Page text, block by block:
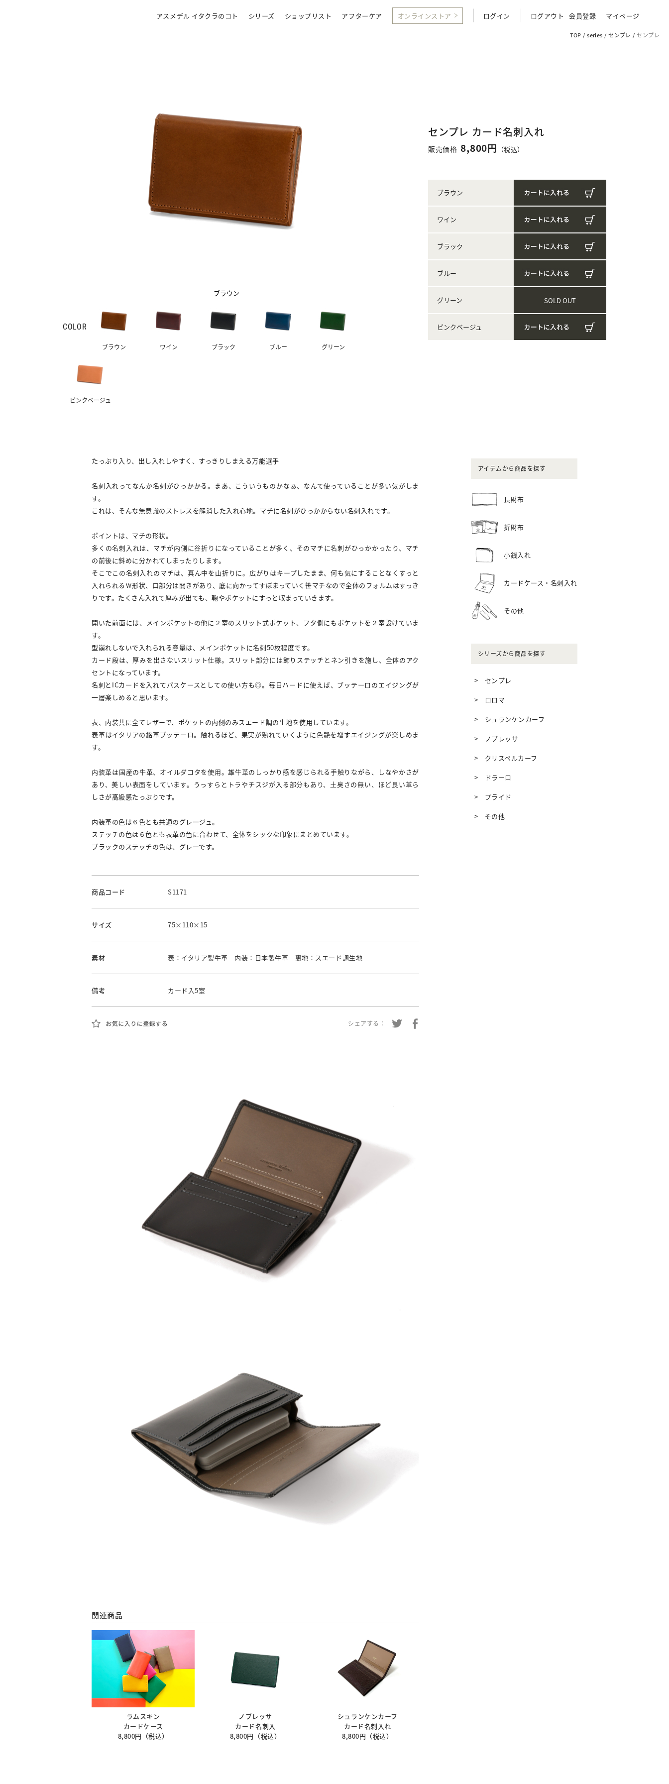
アスメデル イタクラのコト シリーズ ショップリスト アフターケア オンラインストア ログイン ログアウト 会員登録 マイページ
TOP series センプレ センプレ
センプレ カード名刺入れ
販売価格 8,800円 （税込）
ブラウン
ワイン
ブラック
ブルー
グリーン SOLD OUT
ピンクベージュ
COLOR
ブラウン ワイン ブラック ブルー グリーン
ピンクベージュ
ブラウン
たっぷり入り、出し入れしやすく、すっきりしまえる万能選手
名刺入れってなんか名刺がひっかかる。まあ、こういうものかなぁ、なんて使っていることが多い気がしま
す。
これは、そんな無意識のストレスを解消した入れ心地。マチに名刺がひっかからない名刺入れです。
ポイントは、マチの形状。
多くの名刺入れは、マチが内側に谷折りになっていることが多く、そのマチに名刺がひっかかったり、マチ
の前後に斜めに分かれてしまったりします。
そこでこの名刺入れのマチは、真ん中を山折りに。広がりはキープしたまま、何も気にすることなくすっと
入れられるＷ形状、口部分は開きがあり、底に向かってすぼまっていく笹マチなので全体のフォルムはすっき
りです。たくさん入れて厚みが出ても、鞄やポケットにすっと収まっていきます。
開いた前面には、メインポケットの他に２室のスリット式ポケット、フタ側にもポケットを２室設けていま
す。
型崩れしないで入れられる容量は、メインポケットに名刺50枚程度です。
カード段は、厚みを出さないスリット仕様。スリット部分には飾りステッチとネン引きを施し、全体のアク
セントになっています。
名刺とICカードを入れてパスケースとしての使い方も◎。毎日ハードに使えば、ブッテーロのエイジングが
一層楽しめると思います。
表、内装共に全てレザーで、ポケットの内側のみスエード調の生地を使用しています。
表革はイタリアの銘革ブッテーロ。触れるほど、果実が熟れていくように色艶を増すエイジングが楽しめま
す。
内装革は国産の牛革、オイルダコタを使用。雄牛革のしっかり感を感じられる手触りながら、しなやかさが
あり、美しい表面をしています。うっすらとトラやチスジが入る部分もあり、土臭さの無い、ほど良い革ら
しさが高級感たっぷりです。
内装革の色は６色とも共通のグレージュ。
ステッチの色は６色とも表革の色に合わせて、全体をシックな印象にまとめています。
ブラックのステッチの色は、グレーです。
商品コード S1171
サイズ 75×110×15
素材 表：イタリア製牛革 内装：日本製牛革 裏地：スエード調生地
備考 カード入5室
シェアする：
関連商品
ラムスキン
カードケース
8,800円（税込）
ノブレッサ
カード名刺入
8,800円（税込）
シュランケンカーフ
カード名刺入れ
8,800円（税込）
アイテムから商品を探す
長財布
折財布
小銭入れ
カードケース・名刺入れ
その他
シリーズから商品を探す
センプレ
ロロマ
シュランケンカーフ
ノブレッサ
クリスペルカーフ
ドラーロ
プライド
その他